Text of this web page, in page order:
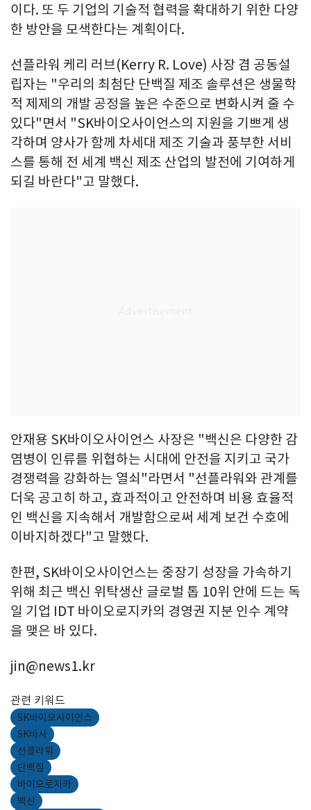
이다. 또 두 기업의 기술적 협력을 확대하기 위한 다양
한 방안을 모색한다는 계획이다.
선플라워 케리 러브(Kerry R. Love) 사장 겸 공동설
립자는 "우리의 최첨단 단백질 제조 솔루션은 생물학
적 제제의 개발 공정을 높은 수준으로 변화시켜 줄 수
있다"면서 "SK바이오사이언스의 지원을 기쁘게 생
각하며 양사가 함께 차세대 제조 기술과 풍부한 서비
스를 통해 전 세계 백신 제조 산업의 발전에 기여하게
되길 바란다"고 말했다.
안재용 SK바이오사이언스 사장은 "백신은 다양한 감
염병이 인류를 위협하는 시대에 안전을 지키고 국가
경쟁력을 강화하는 열쇠"라면서 "선플라워와 관계를
더욱 공고히 하고, 효과적이고 안전하며 비용 효율적
인 백신을 지속해서 개발함으로써 세계 보건 수호에
이바지하겠다"고 말했다.
한편, SK바이오사이언스는 중장기 성장을 가속하기
위해 최근 백신 위탁생산 글로벌 톱 10위 안에 드는 독
일 기업 IDT 바이오로지카의 경영권 지분 인수 계약
을 맺은 바 있다.
jin@news1.kr
관련 키워드
SK바이오사이언스
SK바사
선플라워
단백질
바이오로지카
백신